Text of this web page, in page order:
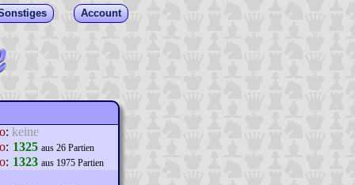
Account
: keine
: 1325 aus 26 Partien
: 1323 aus 1975 Partien